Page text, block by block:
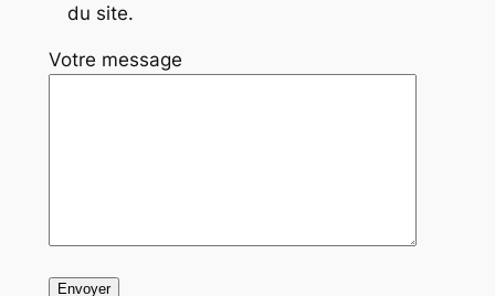
du site.
Votre message